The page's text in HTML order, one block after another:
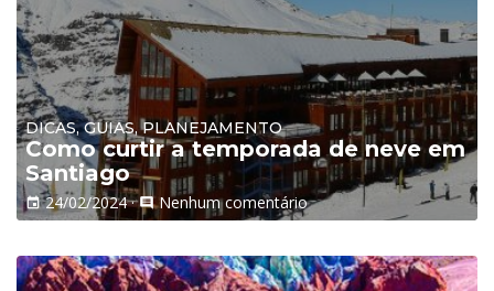
DICAS, GUIAS, PLANEJAMENTO
Como curtir a temporada de neve em
Santiago
event 24/02/2024 ·commentNenhum comentário